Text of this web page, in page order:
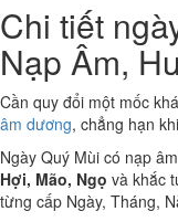
Chi tiết
Nạp Âm,
Cần quy đổi một mốc
âm dương, chẳng hạn
Ngày Quý Mùi có nạp âm
Hợi, Mão, Ngọ và khắc
từng cấp Ngày, Tháng,